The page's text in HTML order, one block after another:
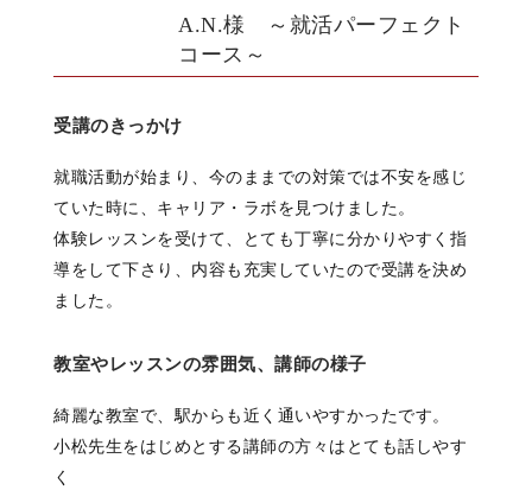
A.N.様 ～就活パーフェクト
コース～
受講のきっかけ
就職活動が始まり、今のままでの対策では不安を感じ
ていた時に、キャリア・ラボを見つけました。
体験レッスンを受けて、とても丁寧に分かりやすく指
導をして下さり、内容も充実していたので受講を決め
ました。
教室やレッスンの雰囲気、講師の様子
綺麗な教室で、駅からも近く通いやすかったです。
小松先生をはじめとする講師の方々はとても話しやす
く